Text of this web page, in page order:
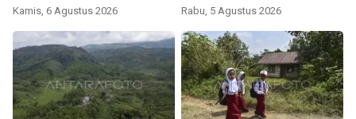
Kamis, 6 Agustus 2026 Rabu, 5 Agustus 2026